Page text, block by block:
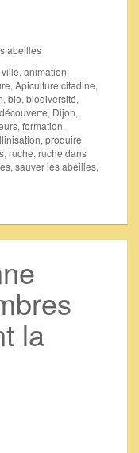
abeilles
, animation,
, Apiculture citadine,
, bio, biodiversité,
découverte, Dijon,
, formation,
, produire
, ruche, ruche dans
, sauver les abeilles,
la